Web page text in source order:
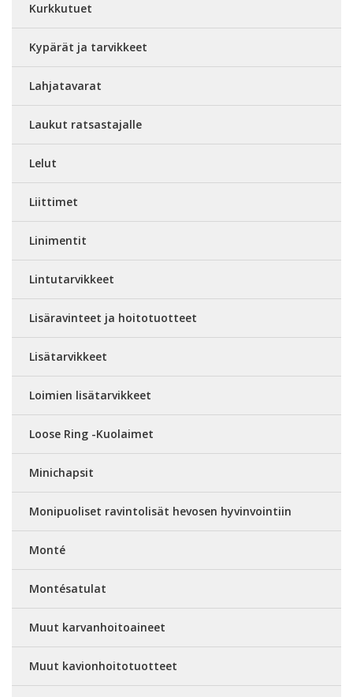
Kurkkutuet
Kypärät ja tarvikkeet
Lahjatavarat
Laukut ratsastajalle
Lelut
Liittimet
Linimentit
Lintutarvikkeet
Lisäravinteet ja hoitotuotteet
Lisätarvikkeet
Loimien lisätarvikkeet
Loose Ring -Kuolaimet
Minichapsit
Monipuoliset ravintolisät hevosen hyvinvointiin
Monté
Montésatulat
Muut karvanhoitoaineet
Muut kavionhoitotuotteet